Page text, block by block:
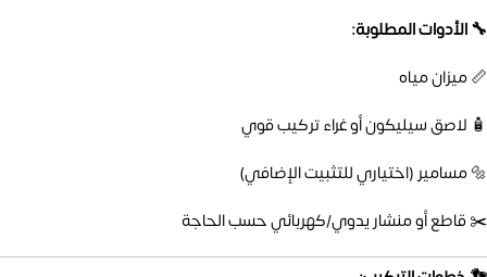
🔧 الأدوات المطلوبة:
📏 ميزان مياه
🧴 لاصق سيليكون أو غراء تركيب قوي
🔩 مسامير (اختياري للتثبيت الإضافي)
✂️ قاطع أو منشار يدوي/كهربائي حسب الحاجة